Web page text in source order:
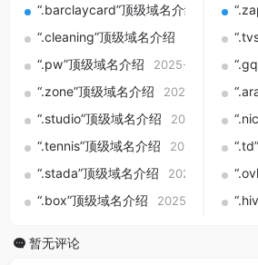
“.barclaycard”顶级域名介绍 2025-
“.cleaning”顶级域名介绍 2025-09-01
“.pw”顶级域名介绍 2025-09-01
“.zone”顶级域名介绍 2025-09-01
“.studio”顶级域名介绍 2025-09-01
“.tennis”顶级域名介绍 2025-09-01
“.stada”顶级域名介绍 2025-09-01
“.box”顶级域名介绍 2025-09-01
暂无评论